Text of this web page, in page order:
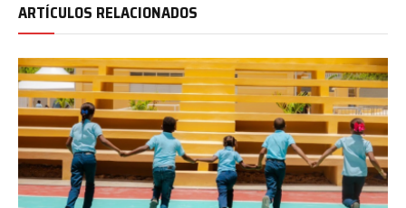
ARTÍCULOS RELACIONADOS